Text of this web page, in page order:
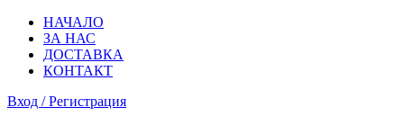
НАЧАЛО
ЗА НАС
ДОСТАВКА
КОНТАКТ
Вход / Регистрация